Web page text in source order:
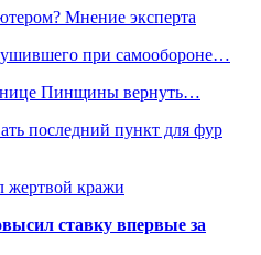
Мнение эксперта
при самообороне…
Пинщины вернуть…
последний пункт для фур
жертвой кражи
ставку впервые за